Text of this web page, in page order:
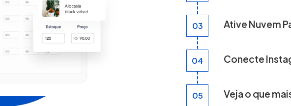
03
Ative Nuvem
04
Conecte
05
Veja o que